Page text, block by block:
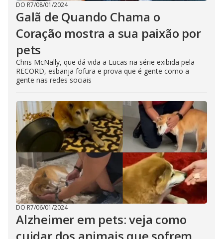
DO R7/08/01/2024
Galã de Quando Chama o
Coração mostra a sua paixão por
pets
Chris McNally, que dá vida a Lucas na série exibida pela
RECORD, esbanja fofura e prova que é gente como a
gente nas redes sociais
DO R7/06/01/2024
Alzheimer em pets: veja como